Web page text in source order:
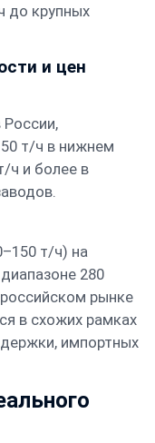
до крупных
и цен
т/ч в нижнем
ч и более в
т/ч) на
280
рынке
в схожих рамках
импортных